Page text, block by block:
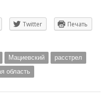
Twitter Печать
Мациевский
расстрел
область